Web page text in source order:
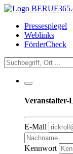
Pressespiegel
Weblinks
FörderCheck
Veranstalter-
E-Mail
Kennwort